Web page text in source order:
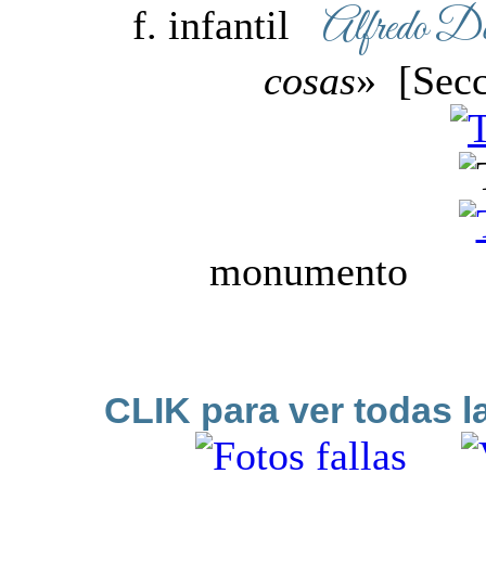
f. infantil Alfredo
cosas»
CLIK para ver todas